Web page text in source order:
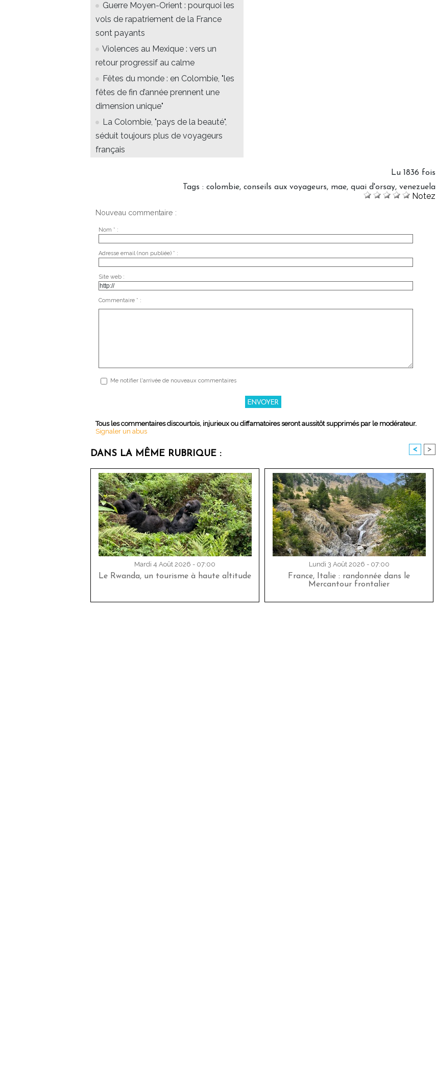
Guerre Moyen-Orient : pourquoi les
vols de rapatriement de la France
sont payants
Violences au Mexique : vers un
retour progressif au calme
Fêtes du monde : en Colombie, "les
fêtes de fin d’année prennent une
dimension unique"
La Colombie, "pays de la beauté",
séduit toujours plus de voyageurs
français
Lu 1836 fois
Tags : colombie, conseils aux voyageurs, mae, quai d'orsay, venezuela
Notez
Nouveau commentaire :
Nom * :
Adresse email (non publiée) * :
Site web :
Commentaire * :
Me notifier l'arrivée de nouveaux commentaires
Tous les commentaires discourtois, injurieux ou diffamatoires seront aussitôt supprimés par le modérateur.
Signaler un abus
DANS LA MÊME RUBRIQUE : < >
Mardi 4 Août 2026 - 07:00
Le Rwanda, un tourisme à haute altitude
Lundi 3 Août 2026 - 07:00
France, Italie : randonnée dans le
Mercantour frontalier